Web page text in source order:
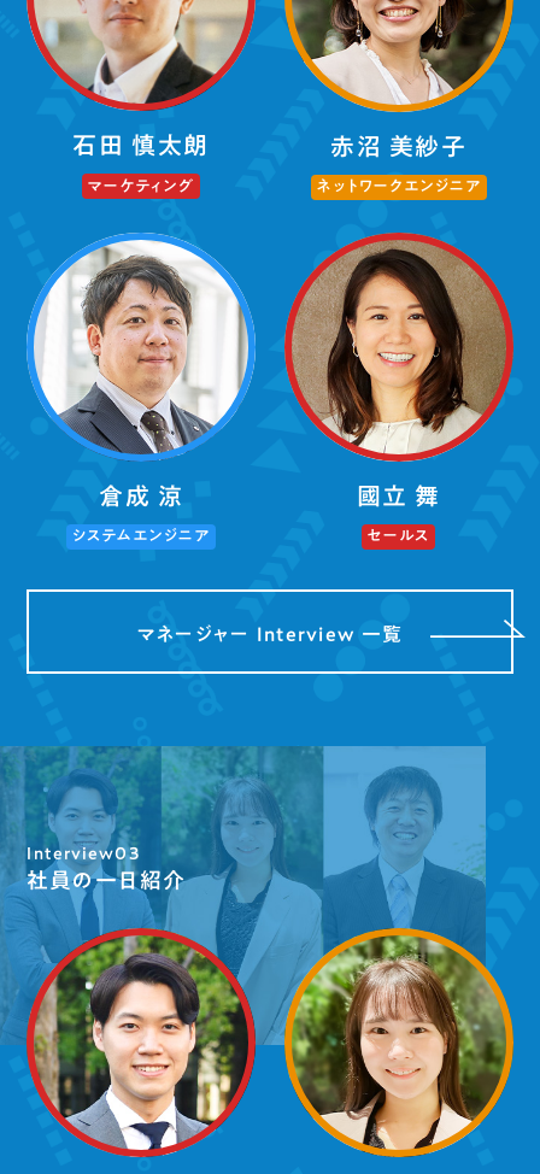
石田 慎太朗
マーケティング
赤沼 美紗子
ネットワークエンジニア
倉成 涼
システムエンジニア
國立 舞
セールス
マネージャー Interview 一覧
Interview03
社員の一日紹介